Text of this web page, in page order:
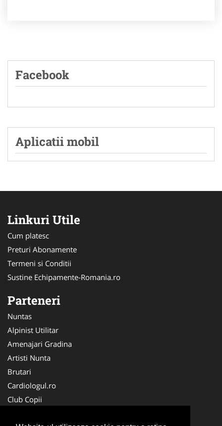
Facebook
Aplicatii mobil
Linkuri Utile
Cum platesc
Preturi Abonamente
Termeni si Conditii
Sustine Echipamente-Romania.ro
Parteneri
Nuntas
Alpinist Utilitar
Amenajari Gradina
Artisti Nunta
Brutari
Cardiologul.ro
Club Copii